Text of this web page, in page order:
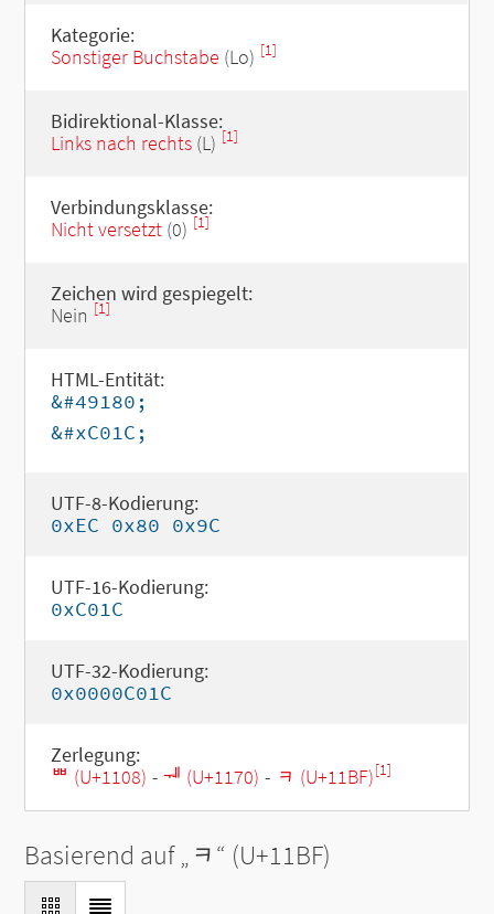
Kategorie:
Sonstiger Buchstabe (Lo) [1]
Bidirektional-Klasse:
Links nach rechts(L) [1]
Verbindungsklasse:
Nicht versetzt(0) [1]
Zeichen wird gespiegelt:
Nein [1]
HTML-Entität:
&#49180;
&#xC01C;
UTF-8-Kodierung:
0xEC 0x80 0x9C
UTF-16-Kodierung:
0xC01C
UTF-32-Kodierung:
0x0000C01C
Zerlegung:
ᄈ (U+1108) - ᅰ (U+1170) - ᆿ (U+11BF)[1]
Basierend auf „ᆿ“ (U+11BF)